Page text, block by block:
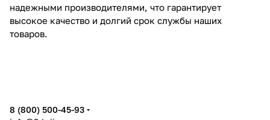
надежными производителями, что гарантирует
высокое качество и долгий срок службы наших
товаров.
8 (800) 500-45-93